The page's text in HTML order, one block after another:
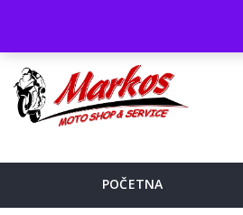
POČETNA